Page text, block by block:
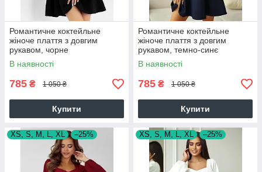
Романтичне коктейльне
жіноче плаття з довгим
рукавом, чорне
В наявності
785 ₴ 1 050 ₴
Купити
Романтичне коктейльне
жіноче плаття з довгим
рукавом, темно-синє
В наявності
785 ₴ 1 050 ₴
Купити
XS, S, M, L, XL –25% XS, S, M, L, XL –25%